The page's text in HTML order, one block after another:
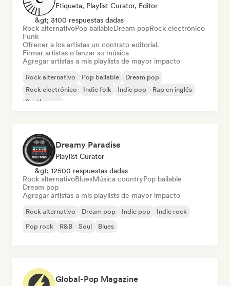
Etiqueta, Playlist Curator, Editor
&gt; 3100 respuestas dadas
Rock alternativoPop bailableDream popRock electrónico
Funk
Ofrecer a los artistas un contrato editorial.
Firmar artistas o lanzar su música
Agregar artistas a mis playlists de mayor impacto
Rock alternativo Pop bailable
Dream pop
Rock electrónico
Indie folk Indie pop
Rap en inglés
Synthwave
Dreamy Paradise
Playlist Curator
&gt; 12500 respuestas dadas
Rock alternativoBluesMúsica countryPop bailable
Dream pop
Agregar artistas a mis playlists de mayor impacto
Rock alternativo Dream pop Indie pop
Indie rock
Pop rock
R&B Soul Blues
Global-Pop Magazine